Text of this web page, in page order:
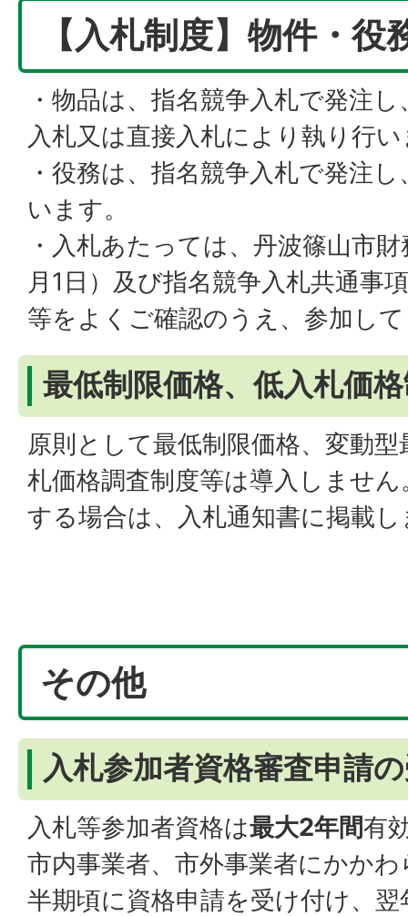
【入札制度】物件・役
・物品は、指名競争入札で発注
入札又は直接入札により執り行
・役務は、指名競争入札で発注
います。
・入札あたっては、丹波篠山市
月1日）及び指名競争入札共通事
等をよくご確認のうえ、参加し
最低制限価格、低入札価
原則として最低制限価格、変動
札価格調査制度等は導入しませ
する場合は、入札通知書に掲載
その他
入札参加者資格審査申請
入札等参加者資格は最大2年間有
市内事業者、市外事業者にかか
半期頃に資格申請を受け付け、